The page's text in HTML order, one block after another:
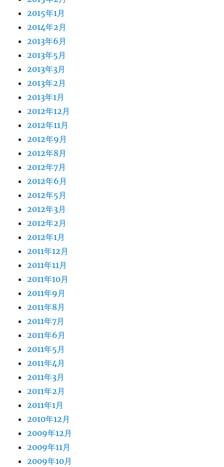
2015年1月
2014年2月
2013年6月
2013年5月
2013年3月
2013年2月
2013年1月
2012年12月
2012年11月
2012年9月
2012年8月
2012年7月
2012年6月
2012年5月
2012年3月
2012年2月
2012年1月
2011年12月
2011年11月
2011年10月
2011年9月
2011年8月
2011年7月
2011年6月
2011年5月
2011年4月
2011年3月
2011年2月
2011年1月
2010年12月
2009年12月
2009年11月
2009年10月